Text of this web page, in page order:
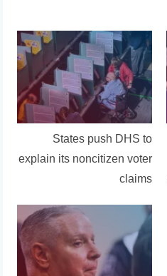
States push DHS to
explain its noncitizen voter
claims